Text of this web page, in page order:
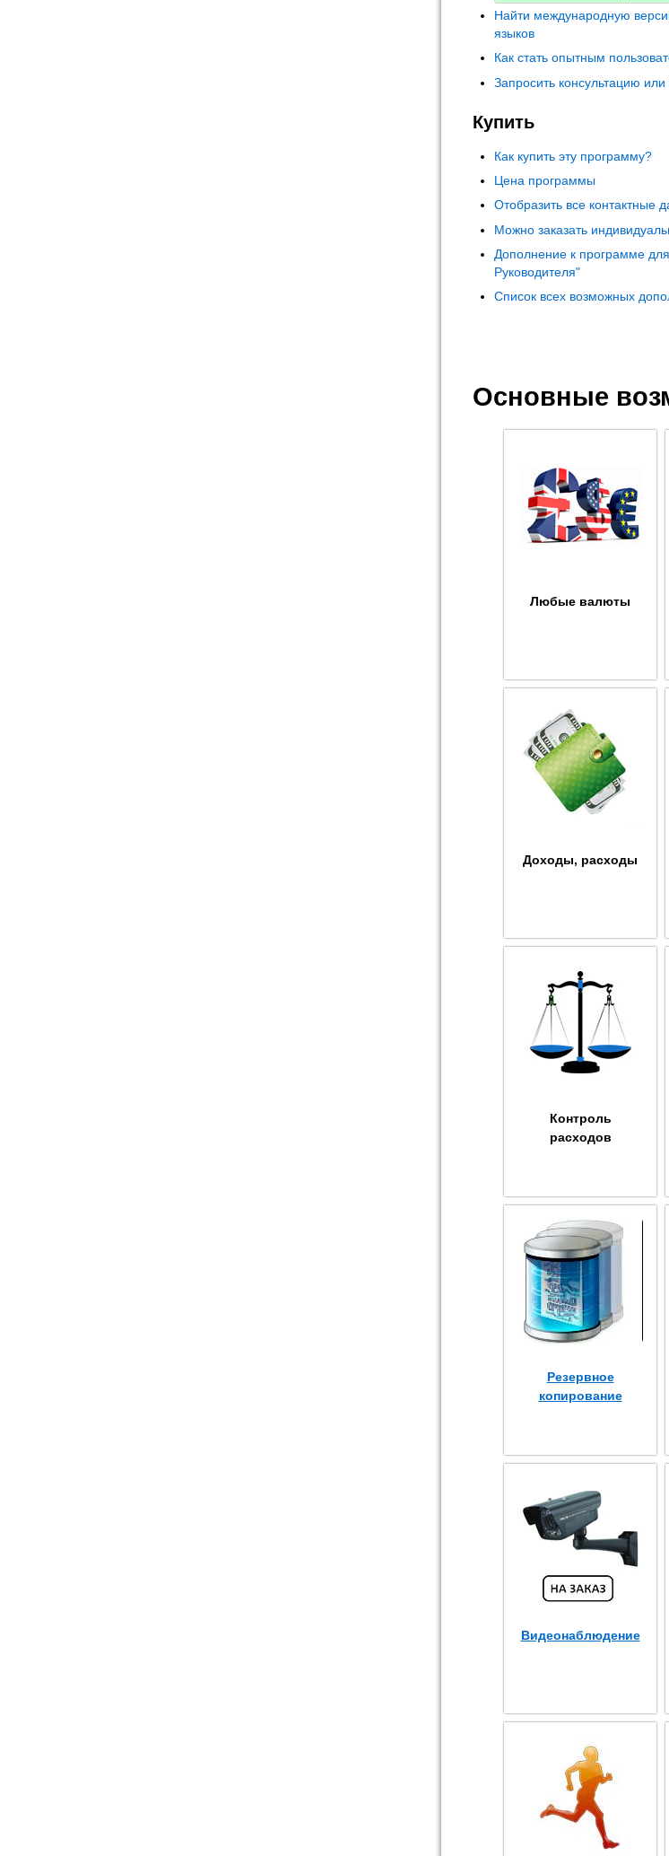
Найти международную
языков
Как стать опытным
Запросить консультацию
Купить
Как купить эту программу?
Цена программы
Отобразить все контактные
Можно заказать
Дополнение к программе
Руководителя"
Список всех возможных
Основные
Любые валюты
Доходы, расходы
Контроль
расходов
Резервное
копирование
Видеонаблюдение